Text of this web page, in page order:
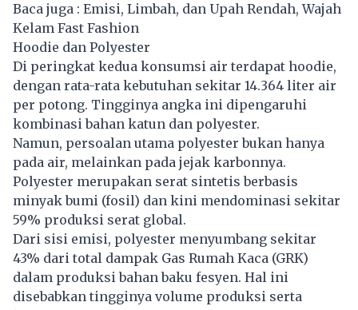
Baca juga : Emisi, Limbah, dan Upah Rendah, Wajah
Kelam Fast Fashion
Hoodie dan Polyester
Di peringkat kedua konsumsi air terdapat hoodie,
dengan rata-rata kebutuhan sekitar 14.364 liter air
per potong. Tingginya angka ini dipengaruhi
kombinasi bahan katun dan polyester.
Namun, persoalan utama polyester bukan hanya
pada air, melainkan pada jejak karbonnya.
Polyester merupakan serat sintetis berbasis
minyak bumi (fosil) dan kini mendominasi sekitar
59% produksi serat global.
Dari sisi emisi, polyester menyumbang sekitar
43% dari total dampak Gas Rumah Kaca (GRK)
dalam produksi bahan baku fesyen. Hal ini
disebabkan tingginya volume produksi serta